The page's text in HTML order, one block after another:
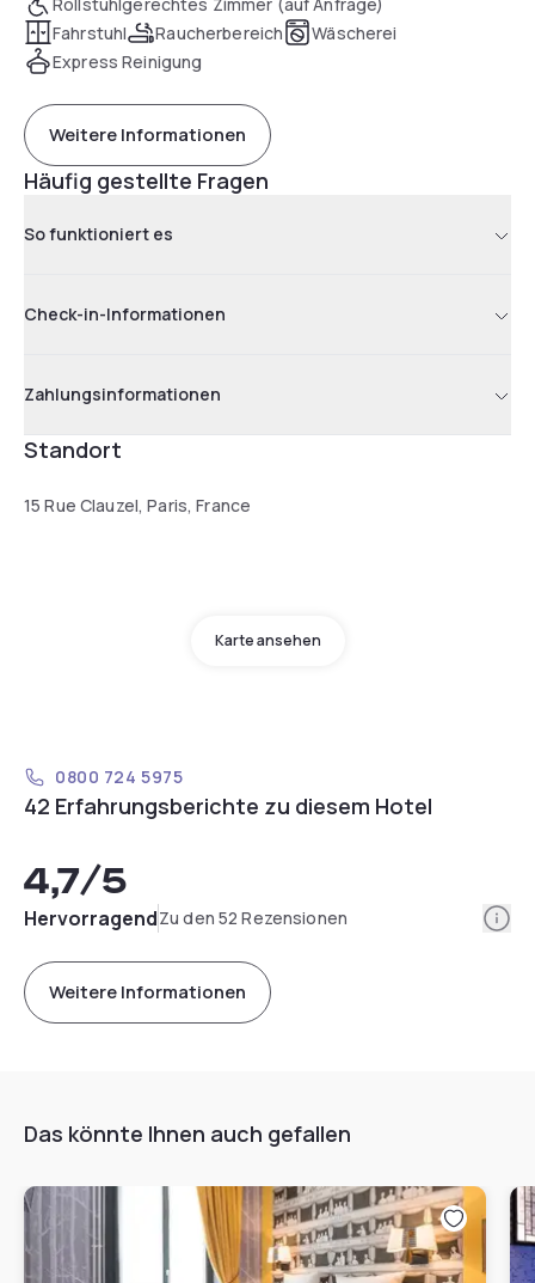
Fahrstuhl
Raucherbereich
Wäscherei
Express Reinigung
Weitere Informationen
Häufig gestellte Fragen
So funktioniert es
Check-in-Informationen
Zahlungsinformationen
Standort
15 Rue Clauzel, Paris, France
Karte ansehen
0800 724 5975
42 Erfahrungsberichte zu diesem Hotel
4,7/5
HervorragendZu den 52 Rezensionen
Weitere Informationen
Das könnte Ihnen auch gefallen